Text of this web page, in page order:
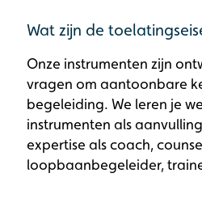
Wat zijn de
Onze instrumenten zijn
vragen om aantoonbare
begeleiding. We leren je
instrumenten als
expertise als coach,
loopbaanbegeleider,